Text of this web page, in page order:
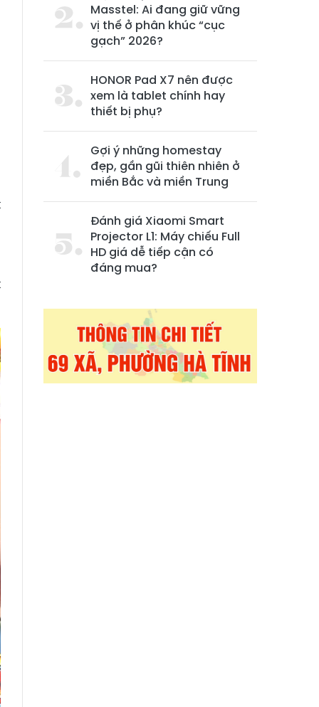
Masstel: Ai đang giữ vững
vị thế ở phân khúc “cục
gạch” 2026?
HONOR Pad X7 nên được
xem là tablet chính hay
thiết bị phụ?
Gợi ý những homestay
đẹp, gần gũi thiên nhiên ở
miền Bắc và miền Trung
Đánh giá Xiaomi Smart
Projector L1: Máy chiếu Full
HD giá dễ tiếp cận có
đáng mua?